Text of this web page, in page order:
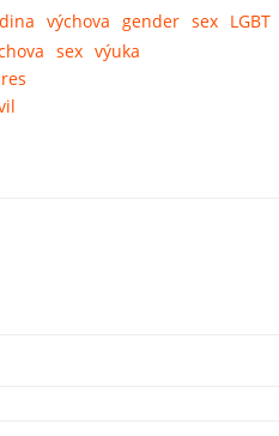
výchova gender sex LGBT
sex výuka